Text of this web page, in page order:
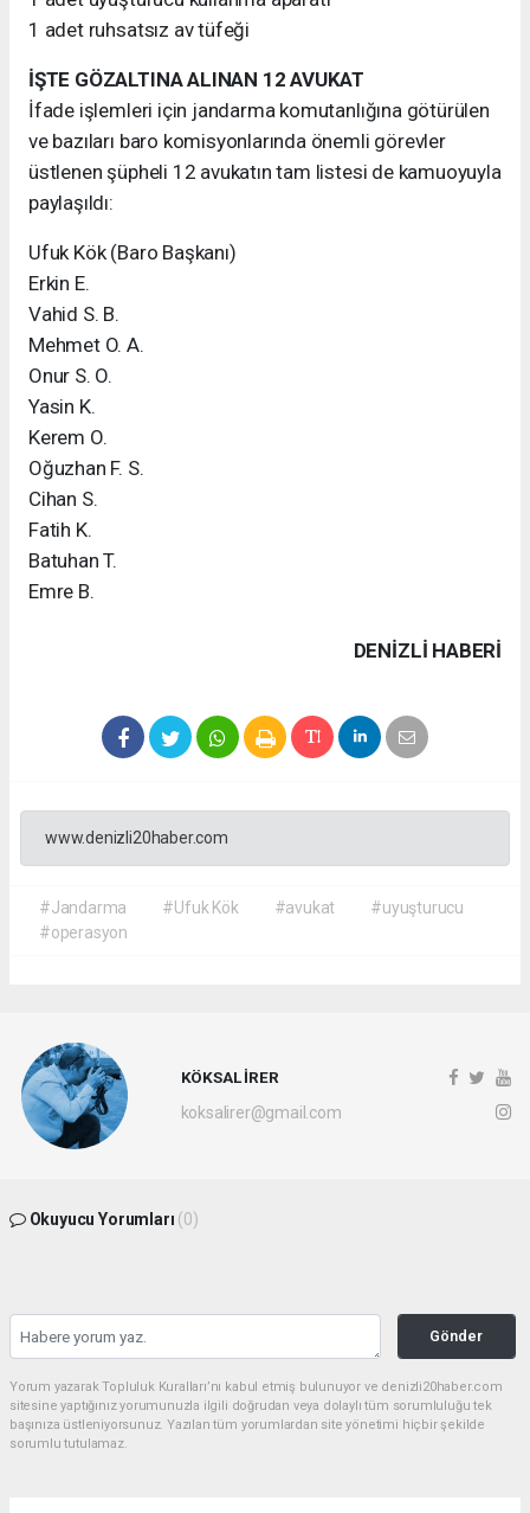
1 adet ruhsatsız av tüfeği
İŞTE GÖZALTINA ALINAN 12 AVUKAT
İfade işlemleri için jandarma komutanlığına götürülen
ve bazıları baro komisyonlarında önemli görevler
üstlenen şüpheli 12 avukatın tam listesi de kamuoyuyla
paylaşıldı:
Ufuk Kök (Baro Başkanı)
Erkin E.
Vahid S. B.
Mehmet O. A.
Onur S. O.
Yasin K.
Kerem O.
Oğuzhan F. S.
Cihan S.
Fatih K.
Batuhan T.
Emre B.
DENIZLI HABERİ
www.denizli20haber.com
#Jandarma #Ufuk Kök #avukat
#uyuşturucu
#operasyon
KÖKSAL İRER
koksalirer@gmail.com
Okuyucu Yorumları (0)
Gönder
Yorum yazarak Topluluk Kuralları’nı kabul etmiş bulunuyor ve denizli20haber.com
sitesine yaptığınız yorumunuzla ilgili doğrudan veya dolaylı tüm sorumluluğu tek
başınıza üstleniyorsunuz. Yazılan tüm yorumlardan site yönetimi hiçbir şekilde
sorumlu tutulamaz.